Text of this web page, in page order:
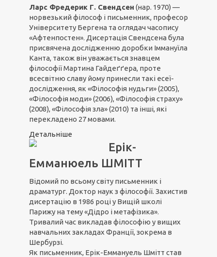
Ларс Фредерик Г. Свендсен (нар. 1970) —
норвезький філософ і письменник, професор
Університету Бергена та оглядач часопису
«Афтенпостен». Дисертація Свендсена була
присвячена дослідженню доробки Іммануїла
Канта, також він уважається знавцем
філософії Мартина Гайдеґґера, проте
всесвітню славу йому принесли такі есеї-
дослідження, як «Філософія нудьги» (2005),
«Філософія моди» (2006), «Філософія страху»
(2008), «Філософія зла» (2010) та інші, які
перекладено 27 мовами.
Детальніше
Ерік-
Емманюель ШМІТТ
Відомий по всьому світу письменник і
драматург. Доктор наук з філософії. Захистив
дисертацію в 1986 році у Вищій школі
Парижу на тему «Дідро і метафізика».
Тривалий час викладав філософію у вищих
навчальних закладах Франції, зокрема в
Шербурзі.
Як письменник, Ерік-Еммануель Шмітт став